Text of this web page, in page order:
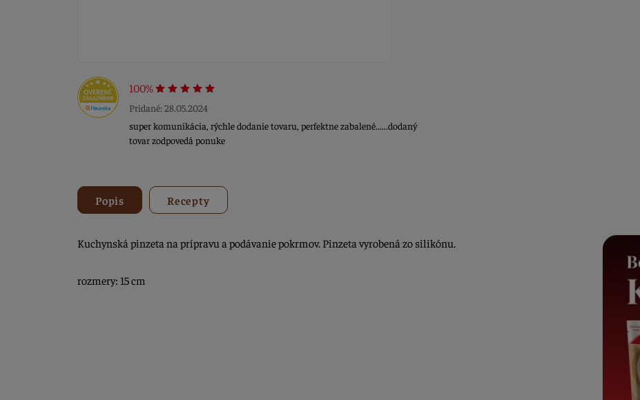
100%
Pridané: 28.05.2024
super komunikácia, rýchle dodanie tovaru, perfektne zabalené......dodaný
tovar zodpovedá ponuke
Popis Recepty
Kuchynská pinzeta na prípravu a podávanie pokrmov. Pinzeta vyrobená zo silikónu.
rozmery: 15 cm